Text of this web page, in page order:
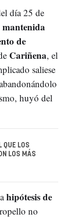
día 25 de
de
Cariñena, el
saliese
huyó del
QUE LOS
LOS MÁS
hipótesis de
no